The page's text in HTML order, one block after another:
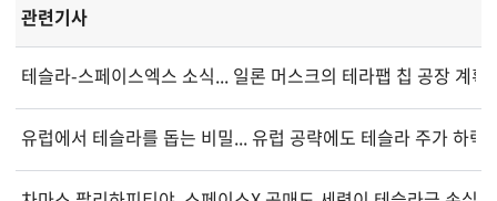
관련기사
테슬라-스페이스엑스 소식... 일론 머스크의 테라팹 칩 공장 계획
유럽에서 테슬라를 돕는 비밀... 유럽 공략에도 테슬라 주가 하락